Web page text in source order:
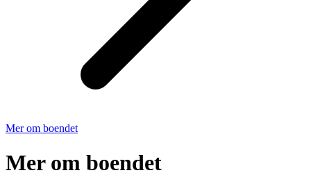
Mer om boendet
Mer om boendet